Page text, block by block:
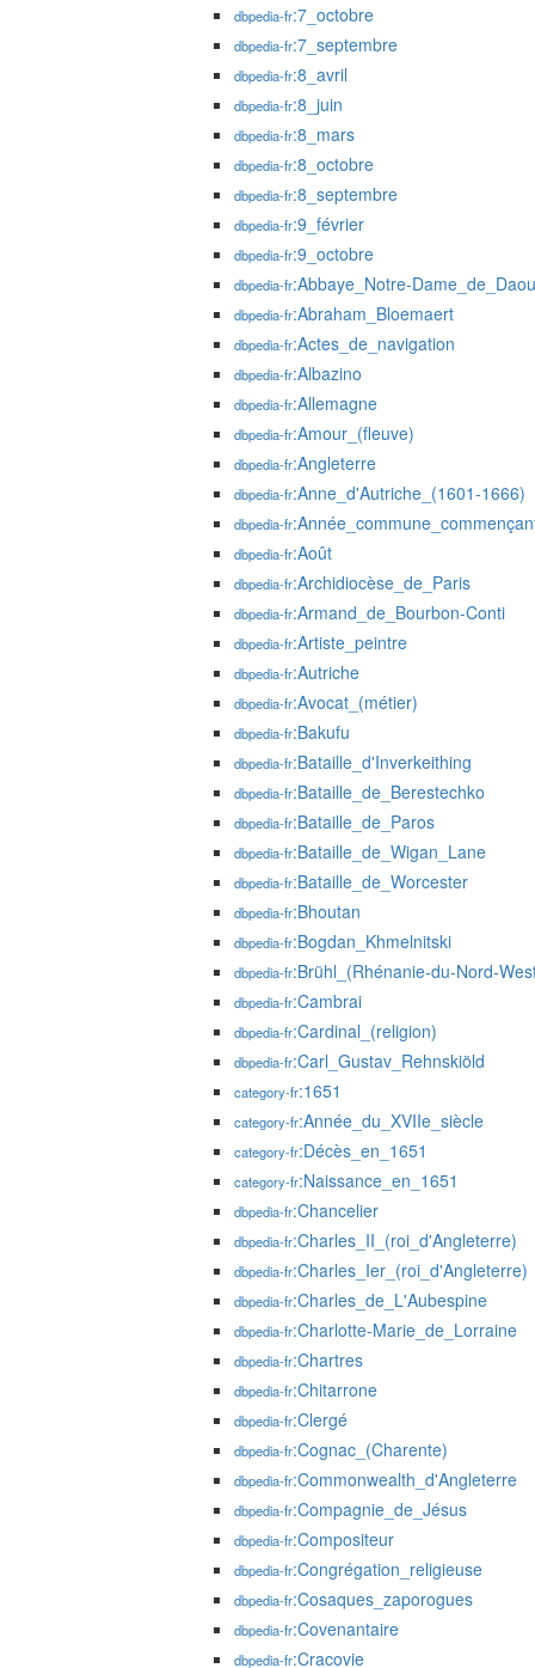
dbpedia-fr:7_octobre
dbpedia-fr:7_septembre
dbpedia-fr:8_avril
dbpedia-fr:8_juin
dbpedia-fr:8_mars
dbpedia-fr:8_octobre
dbpedia-fr:8_septembre
dbpedia-fr:9_février
dbpedia-fr:9_octobre
dbpedia-fr:Abbaye_Notre-
dbpedia-fr:Abraham_Bloemaert
dbpedia-fr:Actes_de_navigation
dbpedia-fr:Albazino
dbpedia-fr:Allemagne
dbpedia-fr:Amour_(fleuve)
dbpedia-fr:Angleterre
dbpedia-fr:Anne_d'Autriche_(1601-1666)
dbpedia-fr
dbpedia-fr:Août
dbpedia-fr:Archidiocèse_de_Paris
dbpedia-fr:Armand_de_Bourbon-Conti
dbpedia-fr:Artiste_peintre
dbpedia-fr:Autriche
dbpedia-fr:Avocat_(métier)
dbpedia-fr:Bakufu
dbpedia-fr:Bataille_d'Inverkeithing
dbpedia-fr:Bataille_de_Berestechko
dbpedia-fr:Bataille_de_Paros
dbpedia-fr:Bataille_de_Wigan_Lane
dbpedia-fr:Bataille_de_Worcester
dbpedia-fr:Bhoutan
dbpedia-fr:Bogdan_Khmelnitski
dbpedia-fr:Brühl_(Rhénanie-du-Nord-
dbpedia-fr:Cambrai
dbpedia-fr:Cardinal_(religion)
dbpedia-fr:Carl_Gustav_Rehnskiöld
category-fr:1651
category-fr:Année_du_XVIIe_siècle
category-fr:Décès_en_1651
category-fr:Naissance_en_1651
dbpedia-fr:Chancelier
dbpedia-fr:Charles_II_(roi_d'Angleterre)
dbpedia-fr:Charles_Ier_(roi_d'Angleterre)
dbpedia-fr:Charles_de_L'Aubespine
dbpedia-fr:Charlotte-Marie_de_Lorraine
dbpedia-fr:Chartres
dbpedia-fr:Chitarrone
dbpedia-fr:Clergé
dbpedia-fr:Cognac_(Charente)
dbpedia-fr:Commonwealth_d'Angleterre
dbpedia-fr:Compagnie_de_Jésus
dbpedia-fr:Compositeur
dbpedia-fr:Congrégation_religieuse
dbpedia-fr:Cosaques_zaporogues
dbpedia-fr:Covenantaire
dbpedia-fr:Cracovie